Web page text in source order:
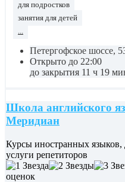
для подростков
занятия для детей
...
Петергофское шоссе,
Открыто до 22:00
до закрытия 11 ч 19
Школа английского
Меридиан
Курсы иностранных языков,
услуги репетиторов
оценок